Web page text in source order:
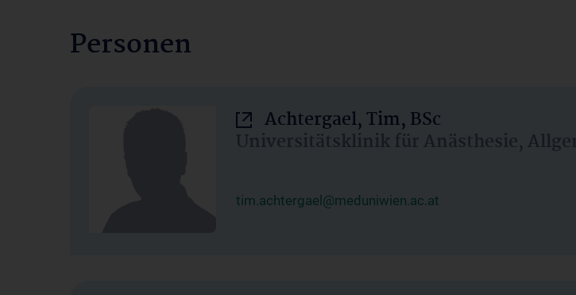
Personen
Achtergael, Tim, BSc
Universitätsklinik für Anästhesie,
tim.achtergael@meduniwien.ac.at